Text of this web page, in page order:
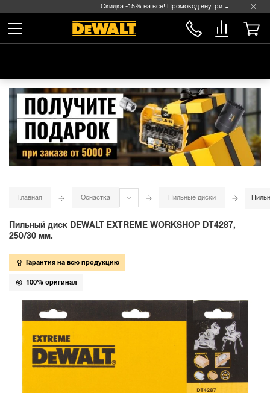
Скидка -15% на всё! Промокод внутри →
Главная Оснастка Пильные диски
Пильный диск DEWALT EXTREME WORKSHOP DT4287,
250/30 мм.
Гарантия на всю продукцию
100% оригинал